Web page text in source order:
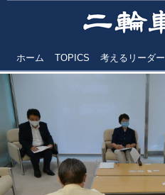
ホーム TOPICS 考えるリーダー